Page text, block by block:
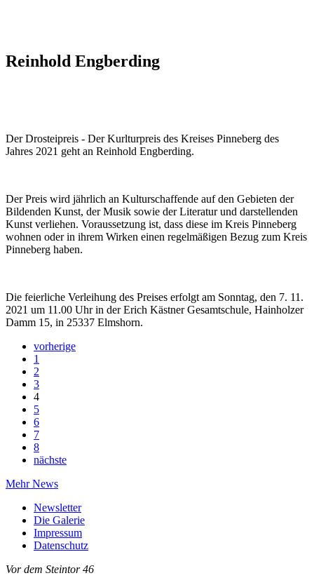
Reinhold Engberding
Der Drosteipreis - Der Kurlturpreis des Kreises Pinneberg des
Jahres 2021 geht an Reinhold Engberding.
Der Preis wird jährlich an Kulturschaffende auf den Gebieten der
Bildenden Kunst, der Musik sowie der Literatur und darstellenden
Kunst verliehen. Voraussetzung ist, dass diese im Kreis Pinneberg
wohnen oder in ihrem Wirken einen regelmäßigen Bezug zum Kreis
Pinneberg haben.
Die feierliche Verleihung des Preises erfolgt am Sonntag, den 7. 11.
2021 um 11.00 Uhr in der Erich Kästner Gesamtschule, Hainholzer
Damm 15, in 25337 Elmshorn.
vorherige
1
2
3
4
5
6
7
8
nächste
Mehr News
Newsletter
Die Galerie
Impressum
Datenschutz
Vor dem Steintor 46